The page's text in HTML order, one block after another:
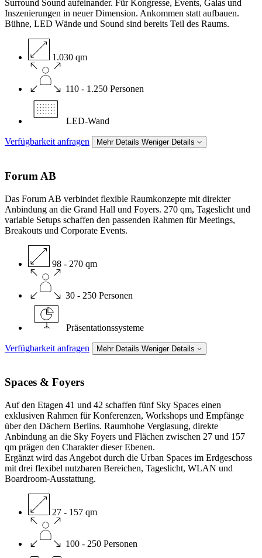
Surround Sound aufeinander. Für Kongresse, Events, Galas und
Inszenierungen in neuer Dimension. Ankommen statt aufbauen.
Bühne, LED Wände und Sound sind bereits Teil des Raums.
1.030 qm
110 - 1.250 Personen
LED-Wand
Verfügbarkeit anfragen Mehr Details Weniger Details
Forum AB
Das Forum AB verbindet flexible Raumkonzepte mit direkter
Anbindung an die Grand Hall und Foyers. 270 qm, Tageslicht und
variable Setups schaffen den passenden Rahmen für Meetings,
Breakouts und Corporate Events.
98 - 270 qm
30 - 250 Personen
Präsentationssysteme
Verfügbarkeit anfragen Mehr Details Weniger Details
Spaces & Foyers
Auf den Etagen 41 und 42 schaffen fünf Sky Spaces einen
exklusiven Rahmen für Konferenzen, Workshops und Empfänge
über den Dächern Berlins. Raumhohe Verglasung, direkte
Anbindung an die Sky Foyers und Flächen zwischen 27 und 157
qm prägen den Charakter dieser Ebenen.
Ergänzt wird das Angebot durch die Urban Spaces im Erdgeschoss
mit drei flexibel nutzbaren Bereichen, Tageslicht, WLAN und
Boardroom-Ausstattung.
27 - 157 qm
100 - 250 Personen